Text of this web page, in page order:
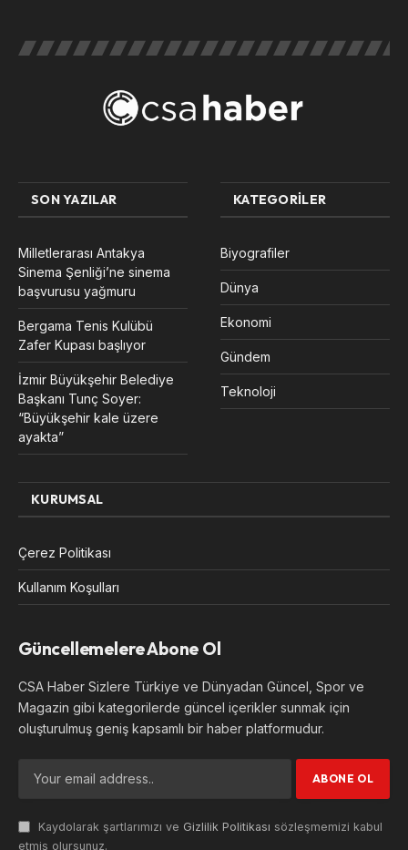
SON YAZILAR
Milletlerarası Antakya
Sinema Şenliği’ne sinema
başvurusu yağmuru
Bergama Tenis Kulübü
Zafer Kupası başlıyor
İzmir Büyükşehir Belediye
Başkanı Tunç Soyer:
“Büyükşehir kale üzere
ayakta”
KATEGORILER
Biyografiler
Dünya
Ekonomi
Gündem
Teknoloji
KURUMSAL
Çerez Politikası
Kullanım Koşulları
Güncellemelere Abone Ol
CSA Haber Sizlere Türkiye ve Dünyadan Güncel, Spor ve
Magazin gibi kategorilerde güncel içerikler sunmak için
oluşturulmuş geniş kapsamlı bir haber platformudur.
Kaydolarak şartlarımızı ve Gizlilik Politikası sözleşmemizi kabul
etmiş olursunuz.